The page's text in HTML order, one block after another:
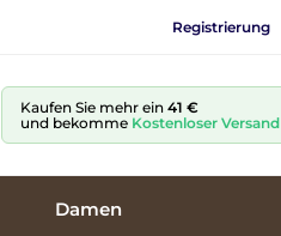
Registrierung
Kaufen Sie mehr ein 41 €
und bekomme Kostenloser Versand
Damen